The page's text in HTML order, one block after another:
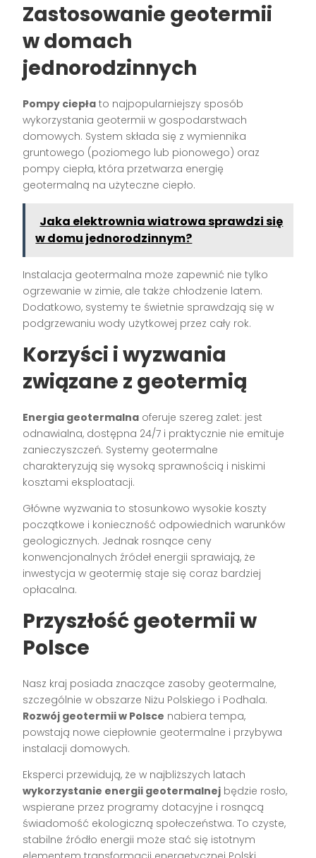
Zastosowanie geotermii
w domach
jednorodzinnych
Pompy ciepła to najpopularniejszy sposób
wykorzystania geotermii w gospodarstwach
domowych. System składa się z wymiennika
gruntowego (poziomego lub pionowego) oraz
pompy ciepła, która przetwarza energię
geotermalną na użyteczne ciepło.
Jaka elektrownia wiatrowa sprawdzi się
w domu jednorodzinnym?
Instalacja geotermalna może zapewnić nie tylko
ogrzewanie w zimie, ale także chłodzenie latem.
Dodatkowo, systemy te świetnie sprawdzają się w
podgrzewaniu wody użytkowej przez cały rok.
Korzyści i wyzwania
związane z geotermią
Energia geotermalna oferuje szereg zalet: jest
odnawialna, dostępna 24/7 i praktycznie nie emituje
zanieczyszczeń. Systemy geotermalne
charakteryzują się wysoką sprawnością i niskimi
kosztami eksploatacji.
Główne wyzwania to stosunkowo wysokie koszty
początkowe i konieczność odpowiednich warunków
geologicznych. Jednak rosnące ceny
konwencjonalnych źródeł energii sprawiają, że
inwestycja w geotermię staje się coraz bardziej
opłacalna.
Przyszłość geotermii w
Polsce
Nasz kraj posiada znaczące zasoby geotermalne,
szczególnie w obszarze Niżu Polskiego i Podhala.
Rozwój geotermii w Polsce nabiera tempa,
powstają nowe ciepłownie geotermalne i przybywa
instalacji domowych.
Eksperci przewidują, że w najbliższych latach
wykorzystanie energii geotermalnej będzie rosło,
wspierane przez programy dotacyjne i rosnącą
świadomość ekologiczną społeczeństwa. To czyste,
stabilne źródło energii może stać się istotnym